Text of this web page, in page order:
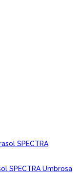
SPECTRA Umbrosa